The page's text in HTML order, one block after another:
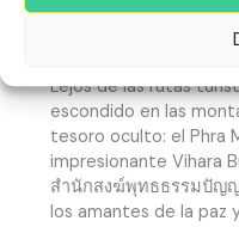
Asia,Escapadas,
Lejos de las rutas
escondido en las
tesoro oculto: el Phra
impresionante Vihara
สำนักสงฆ์พุทธธรรมปัญญ
los amantes de la paz